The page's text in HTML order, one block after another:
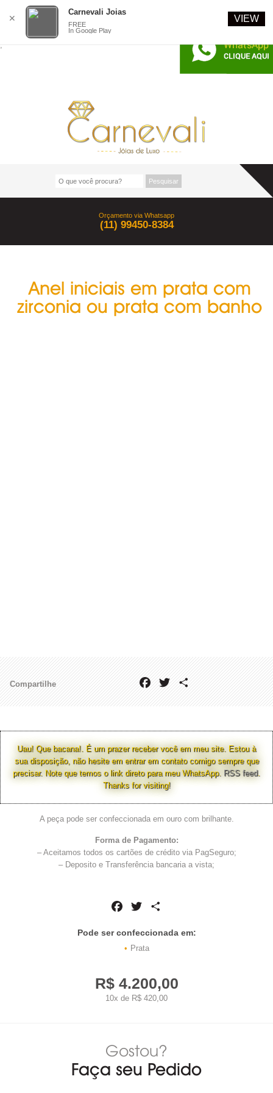
;
Orçamento via Whatsapp
(11) 99450-8384
MENU
Anel iniciais em prata com
zirconia ou prata com banho
Compartilhe Facebook
TwitterShare
Uau! Que bacana!. É um prazer receber você em meu site. Estou à
sua disposição, não hesite em entrar em contato comigo sempre que
precisar. Note que temos o link direto para meu WhatsApp. RSS feed.
Thanks for visiting!
A peça pode ser confeccionada em ouro com brilhante.
Forma de Pagamento:
– Aceitamos todos os cartões de crédito via PagSeguro;
– Deposito e Transferência bancaria a vista;
Facebook
Twitter
Pode ser confeccionada em:
Prata
R$ 4.200,00
10x de R$ 420,00
Gostou?
Faça seu Pedido
✕
Carnevali Joias
FREE
In Google Play
VIEW